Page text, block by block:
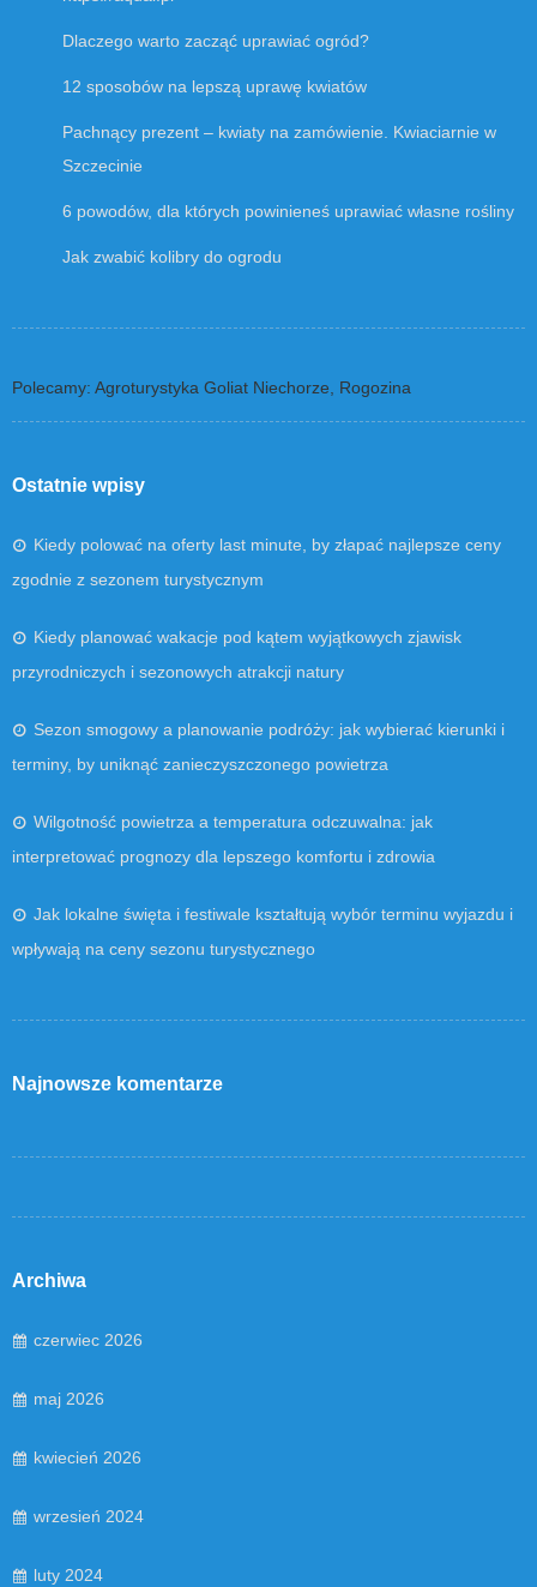
Dlaczego warto zacząć uprawiać ogród?
12 sposobów na lepszą uprawę kwiatów
Pachnący prezent – kwiaty na zamówienie. Kwiaciarnie w
Szczecinie
6 powodów, dla których powinieneś uprawiać własne rośliny
Jak zwabić kolibry do ogrodu
Polecamy: Agroturystyka Goliat Niechorze, Rogozina
Ostatnie wpisy
Kiedy polować na oferty last minute, by złapać najlepsze ceny
zgodnie z sezonem turystycznym
Kiedy planować wakacje pod kątem wyjątkowych zjawisk
przyrodniczych i sezonowych atrakcji natury
Sezon smogowy a planowanie podróży: jak wybierać kierunki i
terminy, by uniknąć zanieczyszczonego powietrza
Wilgotność powietrza a temperatura odczuwalna: jak
interpretować prognozy dla lepszego komfortu i zdrowia
Jak lokalne święta i festiwale kształtują wybór terminu wyjazdu i
wpływają na ceny sezonu turystycznego
Najnowsze komentarze
Archiwa
czerwiec 2026
maj 2026
kwiecień 2026
wrzesień 2024
luty 2024